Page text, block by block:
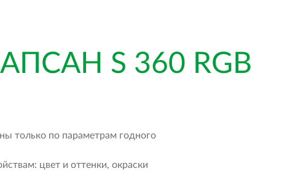
S 360 RGB
только по параметрам годного
цвет и оттенки, окраски